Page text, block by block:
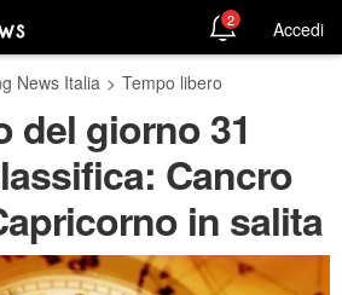
2 Accedi
News Italia > Tempo libero
del giorno 31
Cancro
in salita